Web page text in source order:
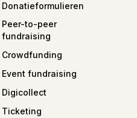
Donatieformulieren
Peer-to-peer
fundraising
Crowdfunding
Event fundraising
Digicollect
Ticketing